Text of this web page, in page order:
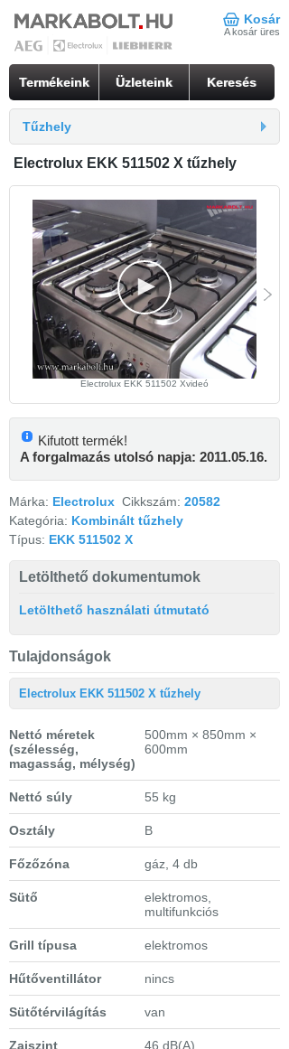
Kosár
A kosár üres
Termékeink Üzleteink Keresés
Tűzhely
Electrolux EKK 511502 X tűzhely
Electrolux EKK 511502 Xvideó
Kifutott termék!
A forgalmazás utolsó napja: 2011.05.16.
Márka: Electrolux Cikkszám: 20582
Kategória: Kombinált tűzhely
Típus: EKK 511502 X
Letölthető dokumentumok
Letölthető használati útmutató
Tulajdonságok
Electrolux EKK 511502 X tűzhely
Nettó méretek
(szélesség,
magasság, mélység)
500mm × 850mm ×
600mm
Nettó súly 55 kg
Osztály B
Főzőzóna gáz, 4 db
Sütő
elektromos,
multifunkciós
Grill típusa elektromos
Hűtőventillátor nincs
Sütőtérvilágítás van
Zajszint 46 dB(A)